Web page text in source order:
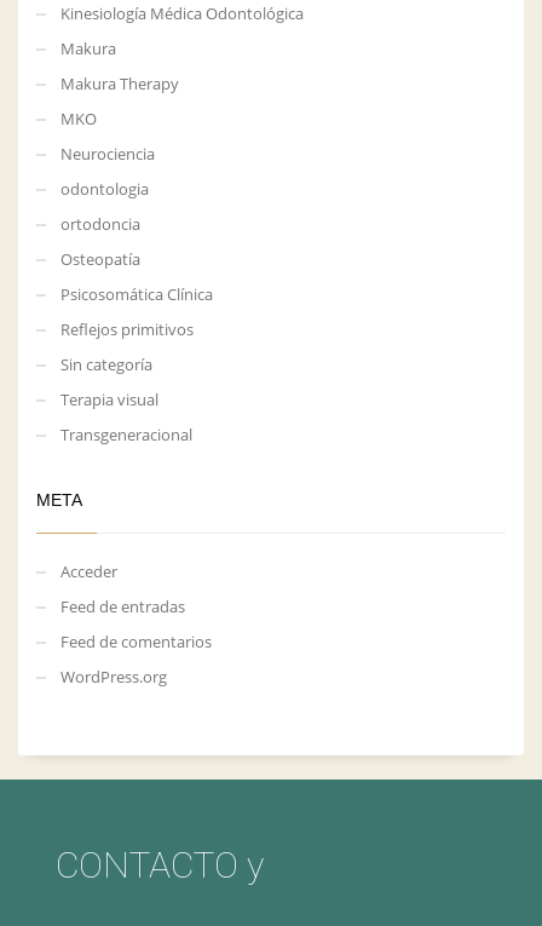
Kinesiología Médica Odontológica
Makura
Makura Therapy
MKO
Neurociencia
odontologia
ortodoncia
Osteopatía
Psicosomática Clínica
Reflejos primitivos
Sin categoría
Terapia visual
Transgeneracional
META
Acceder
Feed de entradas
Feed de comentarios
WordPress.org
CONTACTO y